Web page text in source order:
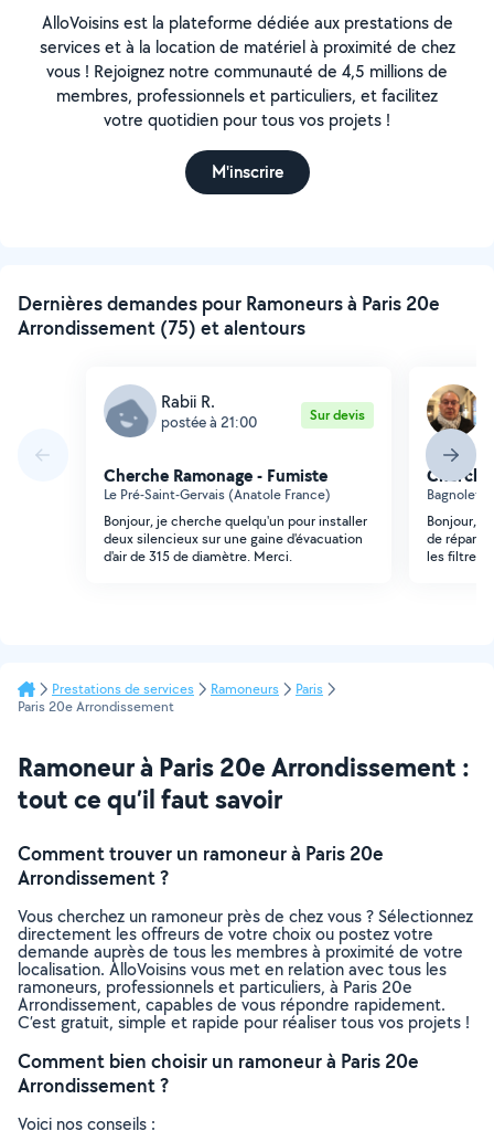
AlloVoisins est la plateforme dédiée aux prestations de
services et à la location de matériel à proximité de chez
vous ! Rejoignez notre communauté de 4,5 millions de
membres, professionnels et particuliers, et facilitez
votre quotidien pour tous vos projets !
M'inscrire
Dernières demandes pour Ramoneurs à Paris 20e
Arrondissement (75) et alentours
Rabii R.
postée à 21:00 Sur devis
Cherche Ramonage - Fumiste
Le Pré-Saint-Gervais (Anatole France)
Bonjour, je cherche quelqu'un pour installer
deux silencieux sur une gaine d'évacuation
d'air de 315 de diamètre. Merci.
Bagnolet
Bonjour,
de réparer
les filtres
Prestations de services Ramoneurs
Paris
Paris 20e Arrondissement
Ramoneur à Paris 20e Arrondissement :
tout ce qu’il faut savoir
Comment trouver un ramoneur à Paris 20e
Arrondissement ?
Vous cherchez un ramoneur près de chez vous ? Sélectionnez
directement les offreurs de votre choix ou postez votre
demande auprès de tous les membres à proximité de votre
localisation. AlloVoisins vous met en relation avec tous les
ramoneurs, professionnels et particuliers, à Paris 20e
Arrondissement, capables de vous répondre rapidement.
C’est gratuit, simple et rapide pour réaliser tous vos projets !
Comment bien choisir un ramoneur à Paris 20e
Arrondissement ?
Voici nos conseils :